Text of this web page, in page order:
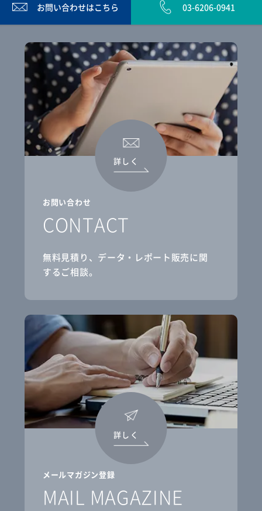
お問い合わせはこちら 03-6206-0941
お問い合わせ
CONTACT
無料見積り、データ・レポート販売に関
するご相談。
詳しく
メールマガジン登録
MAIL MAGAZINE
詳しく